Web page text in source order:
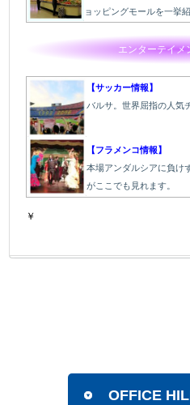
ョッピングモールを一挙紹
エンターテイメ
【サッカー情報】
バルサ。世界屈指の人気
【フラメンコ情報】
本場アンダルシアに負け
がここでも見れます。
￥
OFFICE